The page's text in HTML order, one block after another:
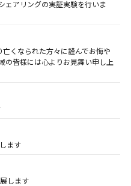
アリングの実証実験を行いま
くなられた方々に謹んでお悔や
の皆様には心よりお見舞い申し上
ます
します